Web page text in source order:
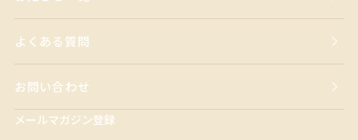
よくある質問
お問い合わせ
メールマガジン登録